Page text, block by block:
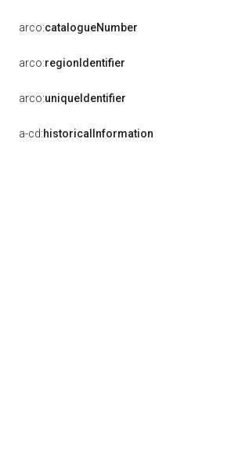
arco:catalogueNumber
arco:regionIdentifier
arco:uniqueIdentifier
a-cd:historicalInformation